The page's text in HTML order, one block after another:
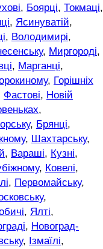
, Боярці, Токмаці,
, Ясинуватій,
, Володимирі,
, Миргороді,
, Марганці,
, Горішніх
Фастові, Новій
,
, Брянці,
, Шахтарську,
, Вараші, Кузні,
, Ковелі,
, Первомайську,
,
, Ялті,
, Новоград-
, Ізмаїлі,